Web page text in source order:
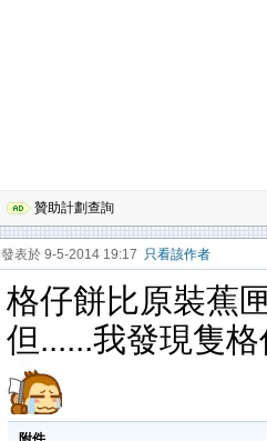
贊助計劃查詢
發表於 9-5-2014 19:17 只看該作者
格仔餅比原裝蕉
但......我發現隻